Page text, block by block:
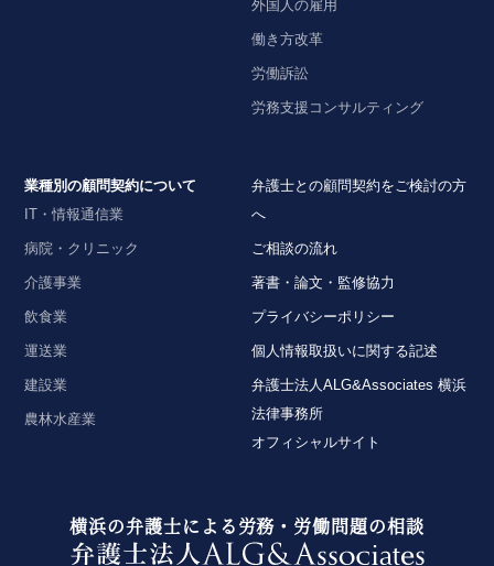
外国人の雇用
働き方改革
労働訴訟
労務支援コンサルティング
業種別の顧問契約について
IT・情報通信業
病院・クリニック
介護事業
飲食業
運送業
建設業
農林水産業
弁護士との顧問契約をご検討の方
へ
ご相談の流れ
著書・論文・監修協力
プライバシーポリシー
個人情報取扱いに関する記述
弁護士法人ALG&Associates 横浜
法律事務所
オフィシャルサイト
横浜の弁護士による労務・労働問題の相談